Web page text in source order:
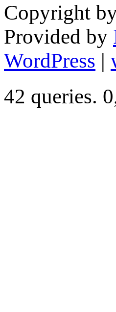
Copyright
Provided by
WordPress |
42 queries.